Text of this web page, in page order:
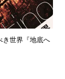
き世界『地底へ